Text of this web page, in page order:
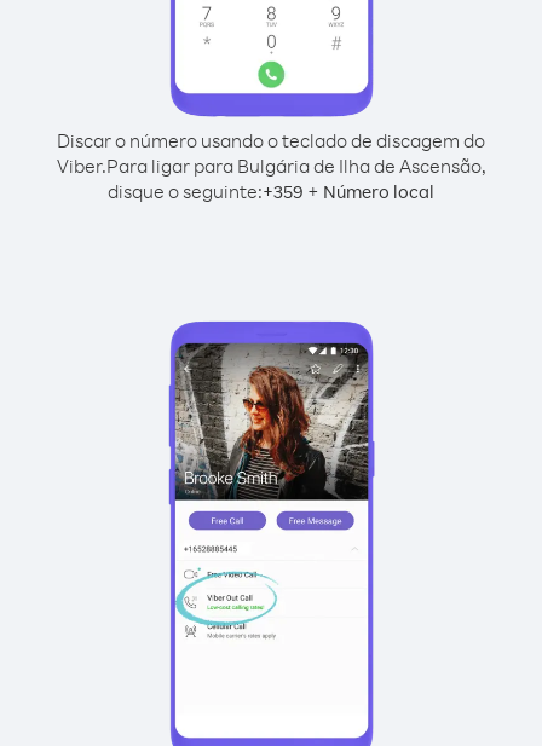
Discar o número usando o teclado de discagem do
Viber.Para ligar para Bulgária de Ilha de Ascensão,
disque o seguinte:+359 + Número local